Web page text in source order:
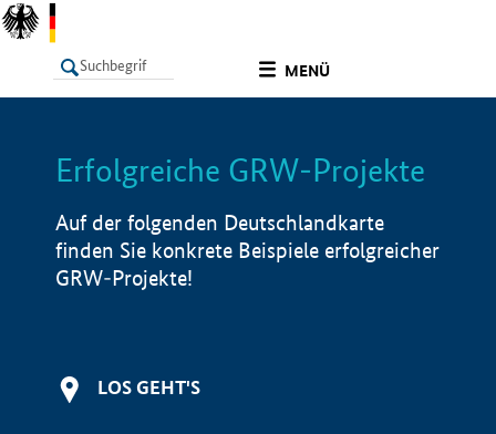
MENÜ
LISTE Info
Erfolgreiche GRW-Projekte
Auf der folgenden Deutschlandkarte
finden Sie konkrete Beispiele erfolgreicher
GRW-Projekte!
LOS GEHT'S